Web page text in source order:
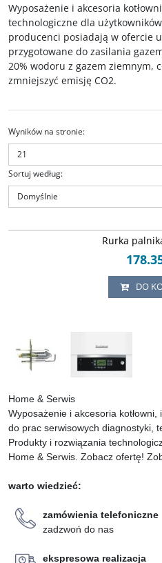
Wyposażenie i akcesoria
technologiczne dla
producenci posiadają w ofercie
przygotowane do zasilania
20% wodoru z gazem ziemnym,
zmniejszyć emisję CO2.
Wyników na stronie:
Sortuj według:
Rurka palnika gazowego Buderus
oferta w kategorii (OEM/O) części
Rurka
DO
Home & Serwis
Wyposażenie i akcesoria
do prac serwisowych diagnostyki,
Produkty i rozwiązania
Home & Serwis. Zobacz ofertę!
warto wiedzieć:
zamówienia telefoniczne
zadzwoń do nas
ekspresowa realizacja